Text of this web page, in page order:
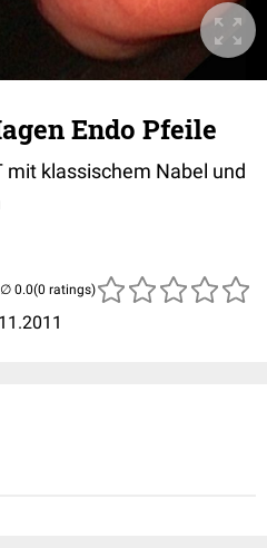
Endo Pfeile
mit klassischem Nabel und
(0 ratings)